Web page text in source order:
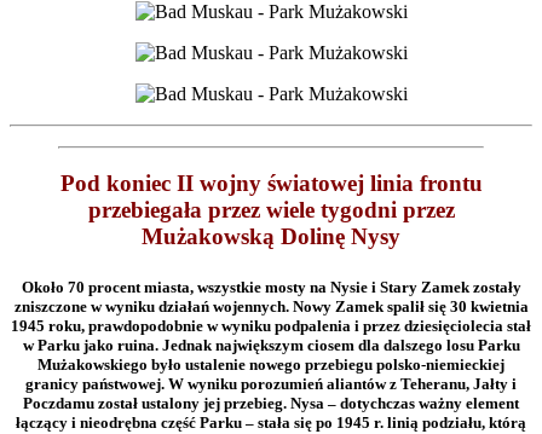
Pod koniec II wojny światowej linia frontu
przebiegała przez wiele tygodni przez
Mużakowską Dolinę Nysy
Około 70 procent miasta, wszystkie mosty na Nysie i Stary Zamek zostały
zniszczone w wyniku działań wojennych. Nowy Zamek spalił się 30 kwietnia
1945 roku, prawdopodobnie w wyniku podpalenia i przez dziesięciolecia stał
w Parku jako ruina. Jednak największym ciosem dla dalszego losu Parku
Mużakowskiego było ustalenie nowego przebiegu polsko-niemieckiej
granicy państwowej. W wyniku porozumień aliantów z Teheranu, Jałty i
Poczdamu został ustalony jej przebieg. Nysa – dotychczas ważny element
łączący i nieodrębna część Parku – stała się po 1945 r. linią podziału, którą